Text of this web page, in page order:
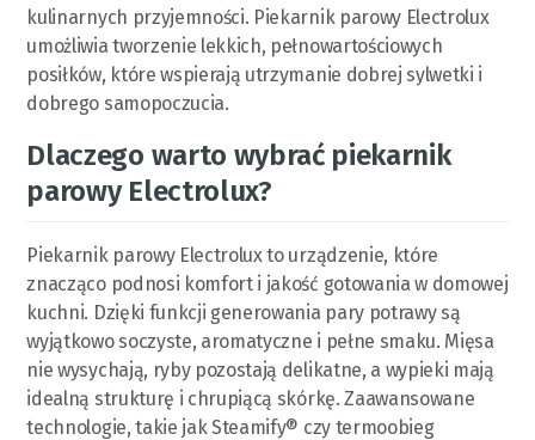
kulinarnych przyjemności. Piekarnik parowy Electrolux
umożliwia tworzenie lekkich, pełnowartościowych
posiłków, które wspierają utrzymanie dobrej sylwetki i
dobrego samopoczucia.
Dlaczego warto wybrać piekarnik
parowy Electrolux?
Piekarnik parowy Electrolux to urządzenie, które
znacząco podnosi komfort i jakość gotowania w domowej
kuchni. Dzięki funkcji generowania pary potrawy są
wyjątkowo soczyste, aromatyczne i pełne smaku. Mięsa
nie wysychają, ryby pozostają delikatne, a wypieki mają
idealną strukturę i chrupiącą skórkę. Zaawansowane
technologie, takie jak Steamify® czy termoobieg